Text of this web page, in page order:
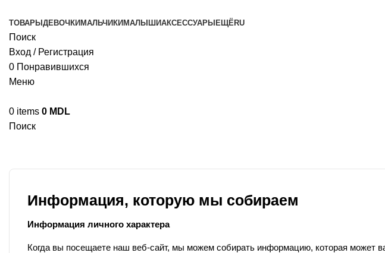
ТОВАРЫ ДЕВОЧКИ МАЛЬЧИКИ МАЛЫШИАКСЕССУАРЫ ЕЩЁRU
Поиск
Вход / Регистрация
0 Понравившихся
Меню
0 items 0 MDL
Поиск
Информация, которую мы собираем
Информация личного характера
Когда вы посещаете наш веб-сайт, мы можем собирать информацию, которая может